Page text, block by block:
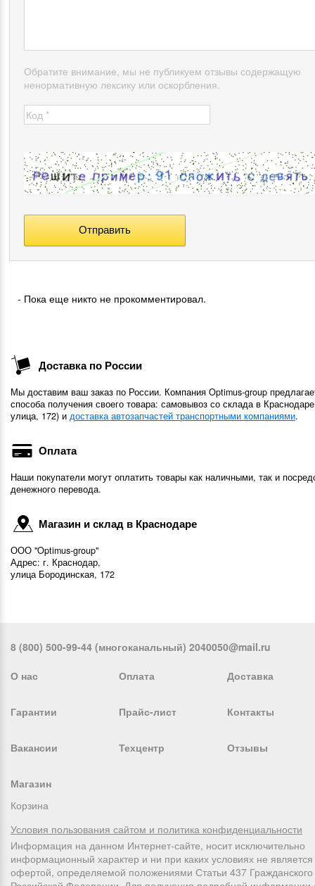
Обратите внимание, мы не публикуем отзывы содержащую
ненормативную лексику или оскорбления.
- Пока еще никто не прокомментировал.
Доставка по России
Мы доставим ваш заказ по России. Компания Optimus-group
способа получения своего товара: самовывоз со склада в
улица, 172) и доставка автозапчастей транспортными компаниями.
Оплата
Наши покупатели могут оплатить товары как наличными, так и
денежного перевода.
Магазин и склад в Краснодаре
ООО "Optimus-group"
Адрес: г. Краснодар,
улица Бородинская, 172
8 (800) 500-99-44 (многоканальный) 2040050@mail.ru
О нас Оплата Доставка
Гарантии Прайс-лист Контакты
Вакансии Техцентр Отзывы
Магазин
Корзина
Условия пользования сайтом и политика конфиденциальности
Информация на данном Интернет-сайте, носит исключительно
информационный характер и ни при каких условиях не
офертой, определяемой положениями Статьи 437 Гражданского